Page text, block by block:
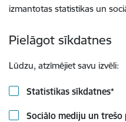
izmantotas statistikas un
Pielāgot sīkdatnes
Lūdzu, atzīmējiet savu izvēli:
Statistikas sīkdatnes*
Sociālo mediju un trešo